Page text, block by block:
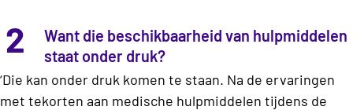
2
Want die beschikbaarheid van hulpmiddelen
staat onder druk?
‘Die kan onder druk komen te staan. Na de ervaringen
met tekorten aan medische hulpmiddelen tijdens de